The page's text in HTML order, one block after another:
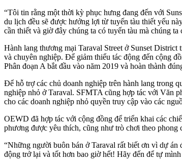
“Tôi tin rằng một thời kỳ phục hưng đang đến với
du lịch đều sẽ được hưởng lợi từ tuyến tàu thiết yếu
cần thiết và giờ đây chúng ta có tuyến tàu mà chúng
Hành lang thương mại Taraval Street ở Sunset
và chuyên nghiệp. Để giảm thiểu tác động đến cộng
Phân đoạn A bắt đầu vào năm 2019 và hoàn thành
Để hỗ trợ các chủ doanh nghiệp trên hành lang trong
nghiệp nhỏ ở Taraval. SFMTA cũng hợp tác với Văn
cho các doanh nghiệp nhỏ quyền truy cập vào các
OEWD đã hợp tác với cộng đồng để triển khai các
phương được yêu thích, cũng như trò chơi theo phong
“Những người buôn bán ở Taraval rất biết ơn vì dự án
động trở lại và tốt hơn bao giờ hết! Hãy đến để tự